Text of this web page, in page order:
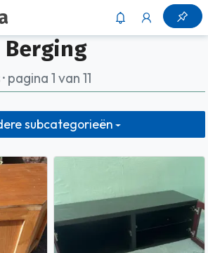
Berging
1 van 11
subcategorieën